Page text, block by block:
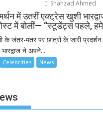
Shahzad Ahmed
में उतरीं एक्ट्रेस खुशी
में बोलीं— “स्टूडेंट्स पहले,
के जंतर-मंतर पर छात्रों के जारी
ने अपने...
Celebrities News